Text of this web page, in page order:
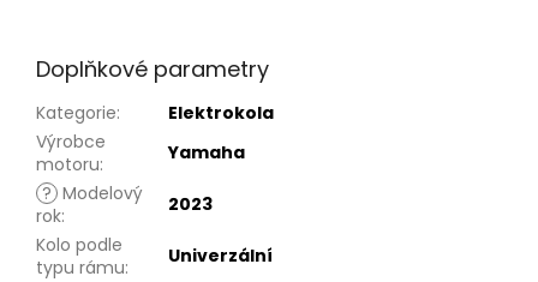
Doplňkové parametry
Kategorie:
Elektrokola
Výrobce
motoru:
Yamaha
? Modelový
rok:
2023
Kolo podle
typu rámu:
Univerzální